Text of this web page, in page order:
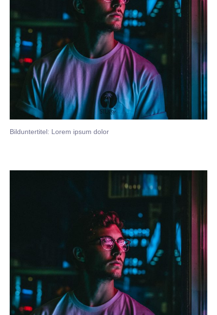
Bilduntertitel: Lorem ipsum dolor